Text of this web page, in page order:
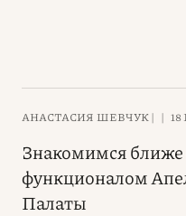
АНАСТАСИЯ ШЕВЧУК | |
Знакомимся
функционалом
Палаты